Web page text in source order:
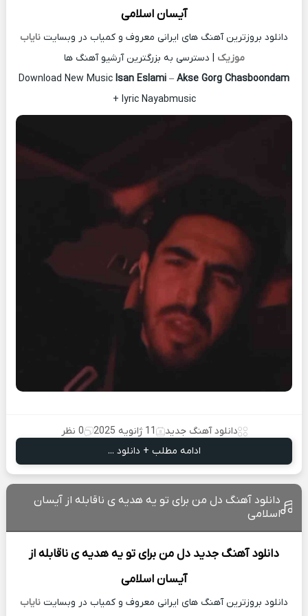
آیسان اسلامی
دانلود بروزترین آهنگ های ایرانی معروف و کمیاب در وبسایت نایاب
موزیک | دسترسی به بزرگترین آرشیو آهنگ ها
Download New Music Isan Eslami – Akse Gorg Chasboondam
+ lyric Nayabmusic
دانلود آهنگ جدید 11 ژانویه 2025
0 نظر
ادامه مطلب + دانلود ...
دانلود آهنگ دل من برای تو یه هدیه ی ناقابله از آیسان
اسلامی
دانلود آهنگ جدید دل من برای تو یه هدیه ی ناقابله از
آیسان اسلامی
دانلود بروزترین آهنگ های ایرانی معروف و کمیاب در وبسایت نایاب